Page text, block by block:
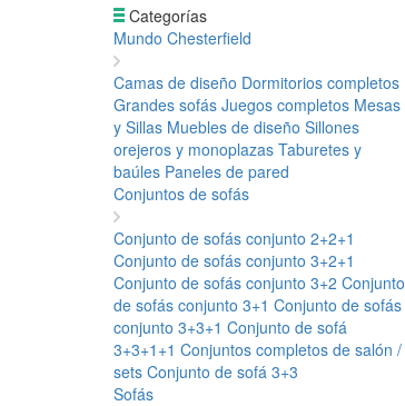
Categorías
Mundo Chesterfield
Camas de diseño Dormitorios completos
Grandes sofás Juegos completos Mesas
y Sillas Muebles de diseño Sillones
orejeros y monoplazas Taburetes y
baúles Paneles de pared
Conjuntos de sofás
Conjunto de sofás conjunto 2+2+1
Conjunto de sofás conjunto 3+2+1
Conjunto de sofás conjunto 3+2 Conjunto
de sofás conjunto 3+1 Conjunto de sofás
conjunto 3+3+1 Conjunto de sofá
3+3+1+1 Conjuntos completos de salón /
sets Conjunto de sofá 3+3
Sofás